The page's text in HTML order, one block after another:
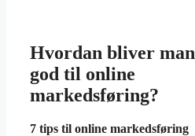
Hvordan bliver man
god til online
markedsføring?
7 tips til online markedsføring